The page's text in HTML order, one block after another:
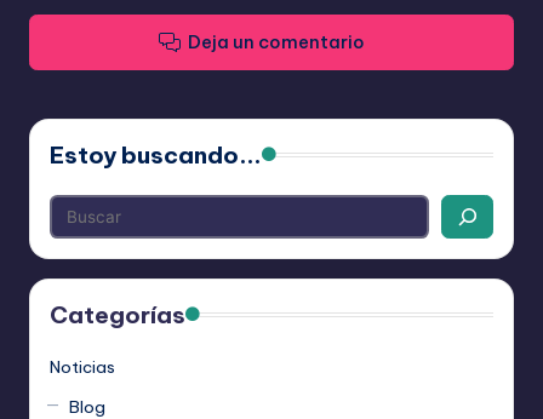
Deja un comentario
Estoy buscando...
Categorías
Noticias
Blog